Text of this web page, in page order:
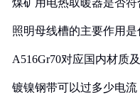
煤矿用电热取暖器是否
照明母线槽的主要作用是
A516Gr70对应国内材质
镀镍钢带可以过多少电流